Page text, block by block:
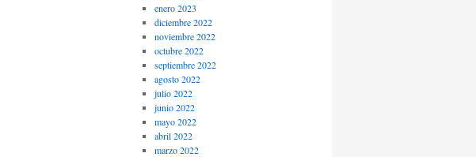
enero 2023
diciembre 2022
noviembre 2022
octubre 2022
septiembre 2022
agosto 2022
julio 2022
junio 2022
mayo 2022
abril 2022
marzo 2022